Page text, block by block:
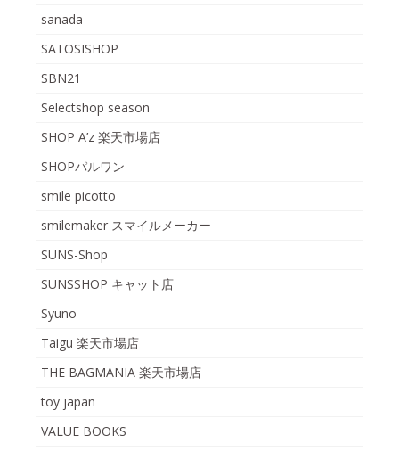
sanada
SATOSISHOP
SBN21
Selectshop season
SHOP A’z 楽天市場店
SHOPパルワン
smile picotto
smilemaker スマイルメーカー
SUNS-Shop
SUNSSHOP キャット店
Syuno
Taigu 楽天市場店
THE BAGMANIA 楽天市場店
toy japan
VALUE BOOKS